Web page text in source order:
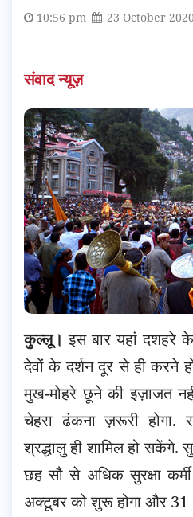
10:56 pm 23 October 2020
संवाद न्यूज़
कुल्लू। इस बार यहां दशहरे
देवों के दर्शन दूर से ही करने
मुख-मोहरे छूने की इज़ाजत
चेहरा ढंकना ज़रूरी होगा.
श्रद्धालु ही शामिल हो सकेंगे.
छह सौ से अधिक सुरक्षा
अक्टूबर को शुरू होगा और